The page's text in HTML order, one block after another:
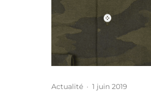
Actualité · 1 juin 2019